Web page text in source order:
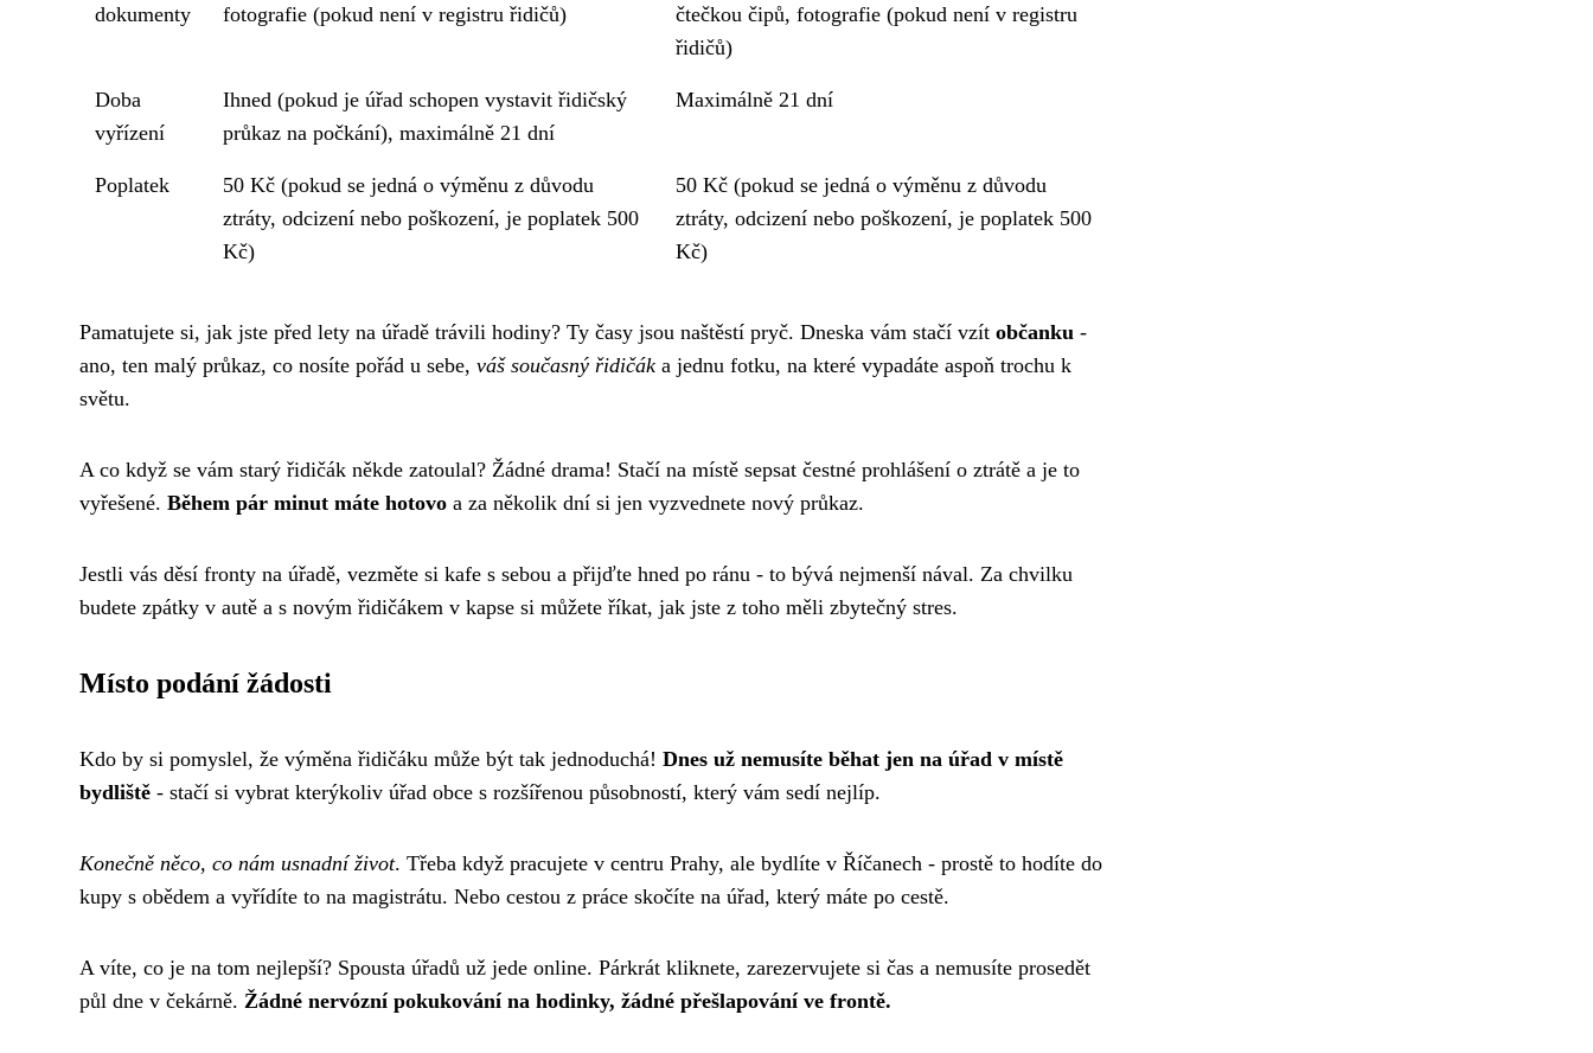
dokumenty
fotografie (pokud není v registru řidičů)
čtečkou čipů, fotografie (pokud není v registru
řidičů)
Doba
vyřízení
Ihned (pokud je úřad schopen vystavit řidičský
průkaz na počkání), maximálně 21 dní
Maximálně 21 dní
Poplatek
50 Kč (pokud se jedná o výměnu z důvodu
ztráty, odcizení nebo poškození, je poplatek 500
Kč)
50 Kč (pokud se jedná o výměnu z důvodu
ztráty, odcizení nebo poškození, je poplatek 500
Kč)
Pamatujete si, jak jste před lety na úřadě trávili hodiny? Ty časy jsou naštěstí pryč. Dneska vám stačí vzít občanku -
ano, ten malý průkaz, co nosíte pořád u sebe, váš současný řidičák a jednu fotku, na které vypadáte aspoň trochu k
světu.
A co když se vám starý řidičák někde zatoulal? Žádné drama! Stačí na místě sepsat čestné prohlášení o ztrátě a je to
vyřešené. Během pár minut máte hotovo a za několik dní si jen vyzvednete nový průkaz.
Jestli vás děsí fronty na úřadě, vezměte si kafe s sebou a přijďte hned po ránu - to bývá nejmenší nával. Za chvilku
budete zpátky v autě a s novým řidičákem v kapse si můžete říkat, jak jste z toho měli zbytečný stres.
Místo podání žádosti
Kdo by si pomyslel, že výměna řidičáku může být tak jednoduchá! Dnes už nemusíte běhat jen na úřad v místě
bydliště - stačí si vybrat kterýkoliv úřad obce s rozšířenou působností, který vám sedí nejlíp.
Konečně něco, co nám usnadní život. Třeba když pracujete v centru Prahy, ale bydlíte v Říčanech - prostě to hodíte do
kupy s obědem a vyřídíte to na magistrátu. Nebo cestou z práce skočíte na úřad, který máte po cestě.
A víte, co je na tom nejlepší? Spousta úřadů už jede online. Párkrát kliknete, zarezervujete si čas a nemusíte prosedět
půl dne v čekárně. Žádné nervózní pokukování na hodinky, žádné přešlapování ve frontě.